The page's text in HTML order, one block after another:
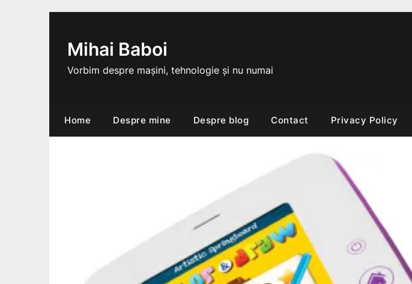
Mihai Baboi
Vorbim despre mașini, tehnologie și nu numai
Home Despre mine Despre blog Contact Privacy Policy